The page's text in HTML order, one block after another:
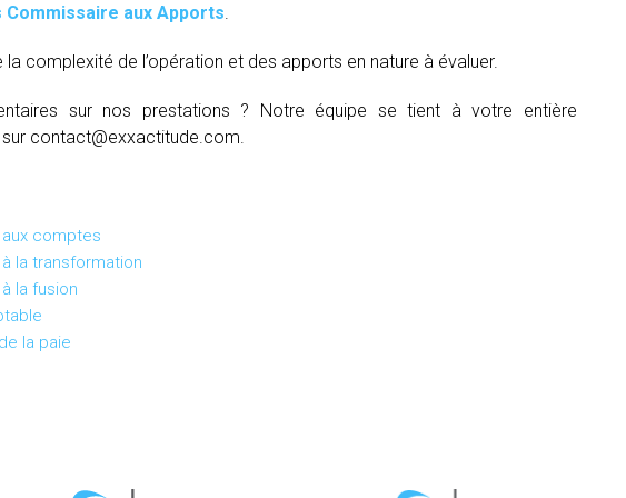
Commissaire aux Apports.
complexité de l’opération et des apports en nature à évaluer.
sur nos prestations ? Notre équipe se tient à votre entière
contact@exxactitude.com.
comptes
la transformation
la fusion
la paie